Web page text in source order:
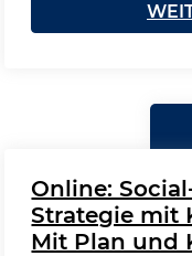
Online:
Strategie mit
Mit Plan und